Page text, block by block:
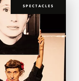
SPECTACLES